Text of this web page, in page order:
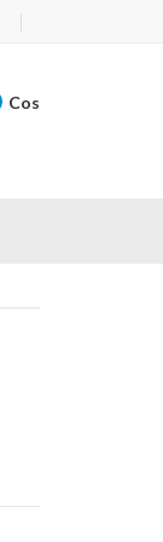
Cos